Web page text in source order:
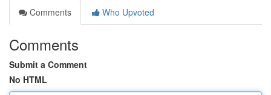
Comments
Who Upvoted
Comments
Submit a Comment
No HTML